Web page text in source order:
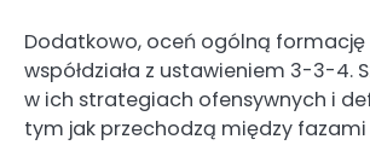
Dodatkowo, oceń ogólną formację
współdziała z ustawieniem 3-3-4.
w ich strategiach ofensywnych i
tym jak przechodzą między fazami